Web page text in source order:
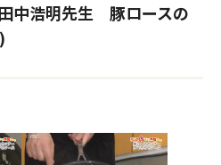
ント
中浩明先生 豚ロースの